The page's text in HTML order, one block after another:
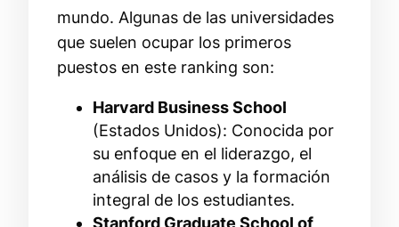
mundo. Algunas de las universidades
que suelen ocupar los primeros
puestos en este ranking son:
Harvard Business School
(Estados Unidos): Conocida por
su enfoque en el liderazgo, el
análisis de casos y la formación
integral de los estudiantes.
Stanford Graduate School of